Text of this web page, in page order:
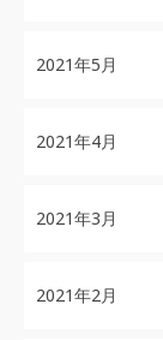
2021年5月
2021年4月
2021年3月
2021年2月